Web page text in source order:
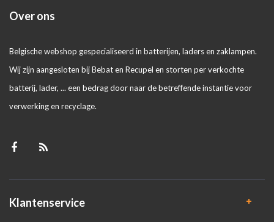
Over ons
Belgische webshop gespecialiseerd in batterijen, laders en zaklampen.
Wij zijn aangesloten bij Bebat en Recupel en storten per verkochte
batterij, lader, ... een bedrag door naar de betreffende instantie voor
verwerking en recyclage.
Klantenservice